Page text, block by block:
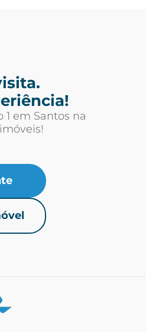
em Santos na